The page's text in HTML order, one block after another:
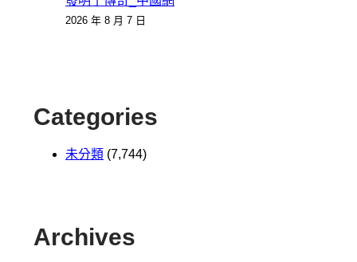
2026 年 8 月 7 日
Categories
未分類 (7,744)
Archives